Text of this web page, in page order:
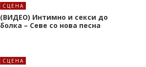
СЦЕНА
(ВИДЕО) Интимно и секси до
болка – Севе со нова песна
СЦЕНА